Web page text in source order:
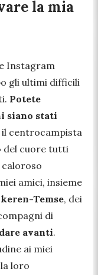
la mia
Instagram
gli ultimi difficili
Potete
siano stati
centrocampista
del cuore tutti
amici, insieme
Temse, dei
di
avanti.
ai miei
loro